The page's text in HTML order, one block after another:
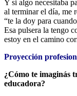
Y si algo necesitaba
al terminar el día,
“te la doy para
Esa pulsera la tengo
estoy en el camino
Proyección
¿Cómo te imaginás
educadora?